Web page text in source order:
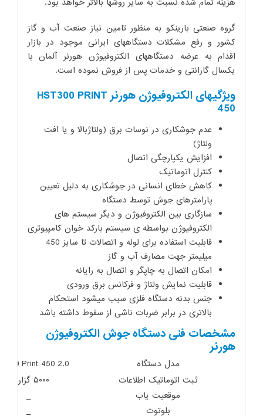
گروه صنعتی بارینکو به منظور تامین نیاز صنعت آب و گاز
کشور و رفع مشکلات دستگاههای ایرانی موجود در بازار
اقدام به عرضه دستگاههای الکتروفیوژن هورنر آلمان با
یکسال گارانتی و خدمات پس از فروش نموده است.
ویژگیهای الکتروفیوژن هورنر HST300 PRINT
450
عدم جوشکاری در نوسات برق (ولتاژبالا و یا افت
ولتاژ)
افزایش یکپارچگی اتصال
کنترل اتوماتیک
کاهش خطای انسانی در جوشکاری به دلیل تعیین
پارامترهای جوش توسط دستگاه
سازگاری بین الکتروفیوژن و دیگر سیستم های
الکتروفیوژن بواسطه ی سیستم بارکد خوان کامپیوتری
قابلیت استفاده برای لوله و اتصالات تا سایز 450
میلیمتر جهت مصارف آب و گاز
امکان اتصال به چاپگر و اتصال به رایانه
قابلیت نمایش ولتاژ و فرکانس برق ورودی
جنس بدنه دستگاه فلزی سبب میشود استحکام
بالاتری در برابر ضربات ناشی از سقوط داشته باشد
مشخصات فنی دستگاه جوش الکتروفیوژن
هورنر
مدل دستگاه 300Print 450 2.0
ثبت اتوماتیک اطلاعات
۵۰۰۰ گزارش
موقعیت یاب
بلوتوث